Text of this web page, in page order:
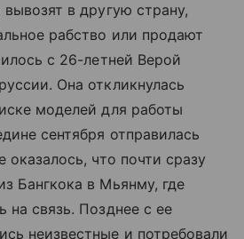
в другую страну,
рабство или продают
с 26-летней Верой
Она откликнулась
моделей для работы
сентября отправилась
оказалось, что почти сразу
Бангкока в Мьянму, где
на связь. Позднее с ее
неизвестные и потребовали